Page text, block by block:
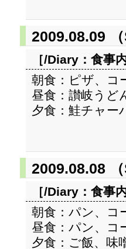
2009.08.09 （
［/Diary： 食事
朝食：ピザ、コ
昼食：讃岐うど
夕食：鮭チャー
2009.08.08 （
［/Diary： 食事
朝食：パン、コ
昼食：パン、コ
夕食：ご飯、味